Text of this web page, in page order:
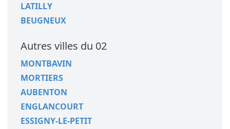
LATILLY
BEUGNEUX
Autres villes du 02
MONTBAVIN
MORTIERS
AUBENTON
ENGLANCOURT
ESSIGNY-LE-PETIT